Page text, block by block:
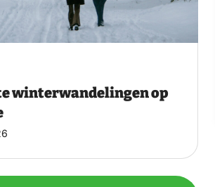
winterwandelingen op